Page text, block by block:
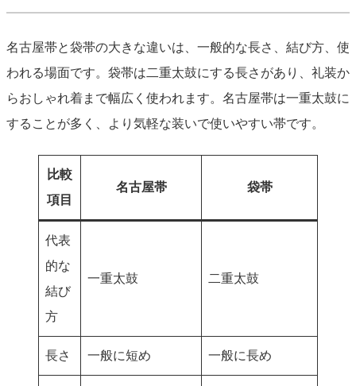
名古屋帯と袋帯の大きな違いは、一般的な長さ、結び方、使
われる場面です。袋帯は二重太鼓にする長さがあり、礼装か
らおしゃれ着まで幅広く使われます。名古屋帯は一重太鼓に
することが多く、より気軽な装いで使いやすい帯です。
比較
項目
名古屋帯 袋帯
代表
的な
結び
方
一重太鼓 二重太鼓
長さ 一般に短め 一般に長め